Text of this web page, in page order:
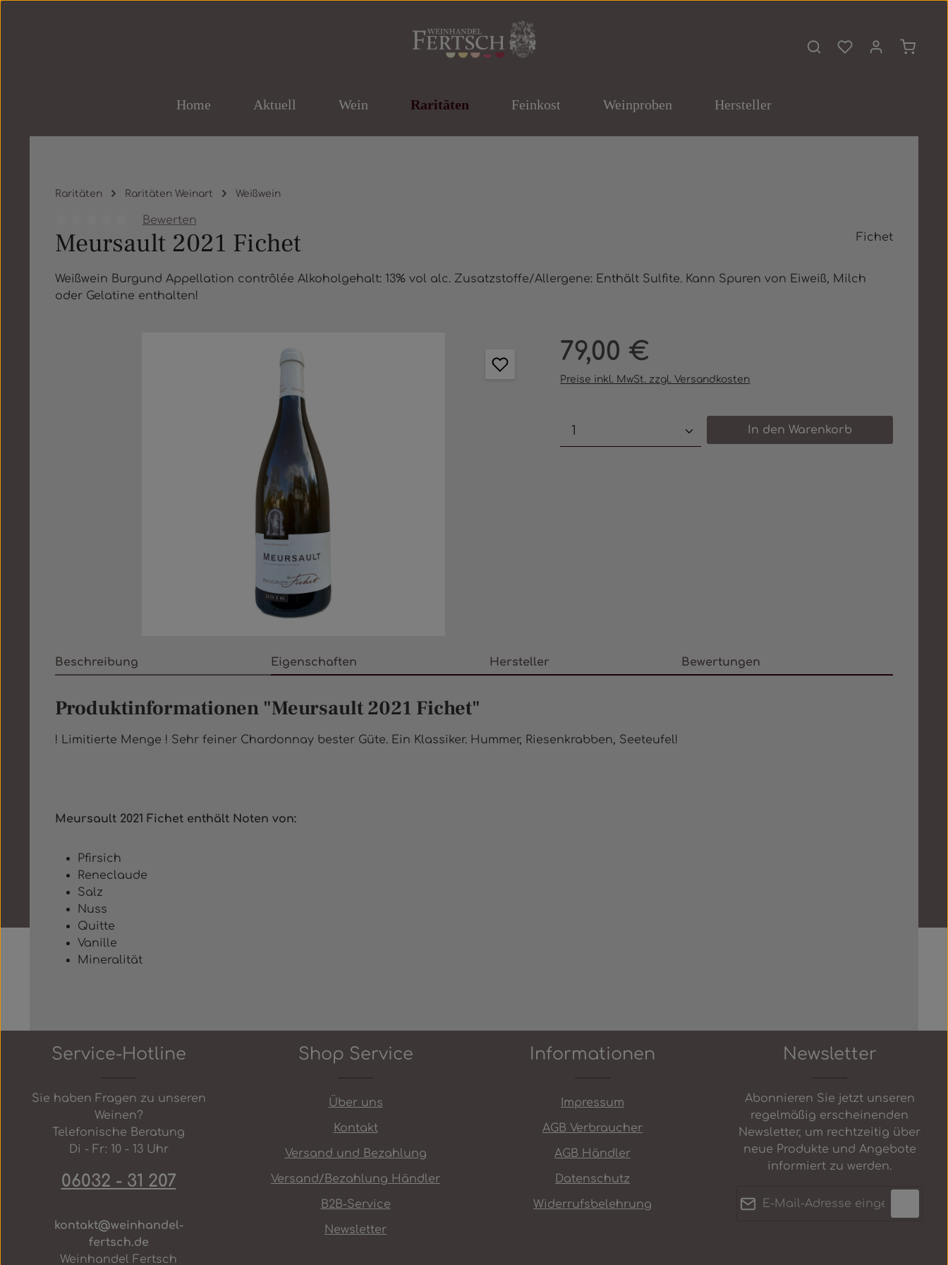
Home Aktuell Wein Raritäten Feinkost Weinproben Hersteller
Du hast 0 Produkte
Raritäten Raritäten Weinart Weißwein
Durchschnittliche Bewertung von 0 von 5 Sternen
Bewerten
Meursault 2021 Fichet Fichet
Weißwein Burgund Appellation contrôlée Alkoholgehalt: 13% vol alc. Zusatzstoffe/Allergene: Enthält Sulfite. Kann Spuren von Eiweiß, Milch
oder Gelatine enthalten!
Regulärer Preis:
79,00 €
Preise inkl. MwSt. zzgl. Versandkosten
Produkt Anzahl: Gib den gewünschten
In den Warenkorb
Beschreibung Eigenschaften Hersteller Bewertungen
Produktinformationen "Meursault 2021 Fichet"
! Limitierte Menge ! Sehr feiner Chardonnay bester Güte. Ein Klassiker. Hummer, Riesenkrabben, Seeteufel!
Meursault 2021 Fichet enthält Noten von:
Pfirsich
Reneclaude
Salz
Nuss
Quitte
Vanille
Mineralität
Service-Hotline
Sie haben Fragen zu unseren
Weinen?
Telefonische Beratung
Di - Fr: 10 - 13 Uhr
06032 - 31 207
kontakt@weinhandel-
fertsch.de
Weinhandel Fertsch
Shop Service
Über uns
Kontakt
Versand und Bezahlung
Versand/Bezahlung Händler
B2B-Service
Newsletter
Informationen
Impressum
AGB Verbraucher
AGB Händler
Datenschutz
Widerrufsbelehrung
Newsletter
Abonnieren Sie jetzt unseren
regelmäßig erscheinenden
Newsletter, um rechtzeitig über
neue Produkte und Angebote
informiert zu werden.
E-Mail-Adresse*